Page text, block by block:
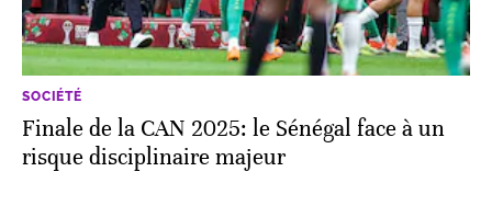
SOCIÉTÉ
Finale de la CAN 2025: le Sénégal face à un
risque disciplinaire majeur